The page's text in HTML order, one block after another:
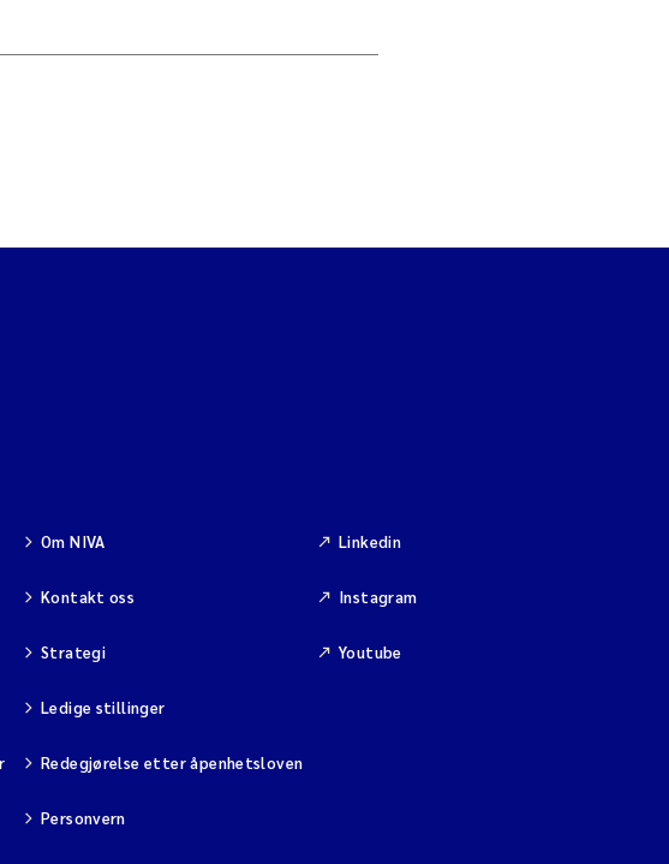
Om NIVA
Kontakt oss
Strategi
Ledige stillinger
Redegjørelse etter åpenhetsloven
Personvern
Linkedin
Instagram
Youtube